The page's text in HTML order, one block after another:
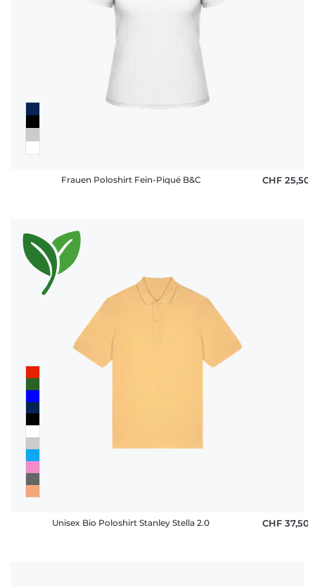
Frauen Poloshirt Fein-Piqué B&C CHF 25,50
Unisex Bio Poloshirt Stanley Stella 2.0 CHF 37,50